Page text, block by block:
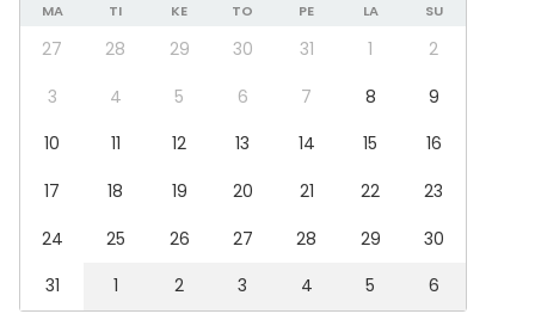
Virkistystilaisuus
Mökkireissu / retriitti
Pikkujoulut
Tilatyypit
Juhlasali
Kokoushuone
Linna
MA TI KE TO PE LA SU
27 28 29 30 31 1
2
3
4 5 6 7 8
9
10
11 12 13 14 15
16
17
18 19 20 21 22
23
24
25 26 27 28 29
30
31
1 2 3 4 5 6